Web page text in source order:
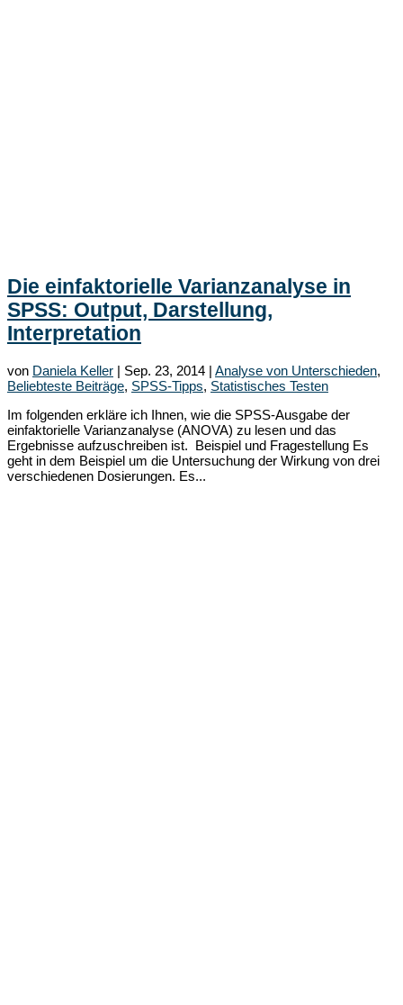
Die einfaktorielle Varianzanalyse in
SPSS: Output, Darstellung,
Interpretation
von Daniela Keller | Sep. 23, 2014 | Analyse von Unterschieden,
Beliebteste Beiträge, SPSS-Tipps, Statistisches Testen
Im folgenden erkläre ich Ihnen, wie die SPSS-Ausgabe der
einfaktorielle Varianzanalyse (ANOVA) zu lesen und das
Ergebnisse aufzuschreiben ist. Beispiel und Fragestellung Es
geht in dem Beispiel um die Untersuchung der Wirkung von drei
verschiedenen Dosierungen. Es...